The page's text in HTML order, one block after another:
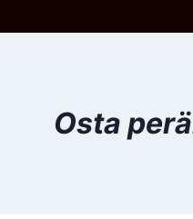
Osta